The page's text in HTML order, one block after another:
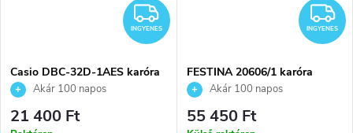
INGYENES
INGYENES
Casio DBC-32D-1AES karóra
Akár 100 napos
visszaküldési lehetőség. Hivatalos
márkakereskedő.
21 400 Ft
INGYENES
FESTINA 20606/1 karóra
Akár 100 napos
visszaküldési lehetőség. Hivatalos
márkakereskedő.
55 450 Ft